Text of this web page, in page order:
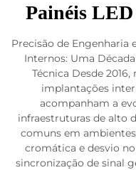
Painéis
Precisão de
Internos: Uma
Técnica Desde
implantações
acompanham a
infraestruturas de alto
comuns em
cromática e desvio
sincronização de sinal